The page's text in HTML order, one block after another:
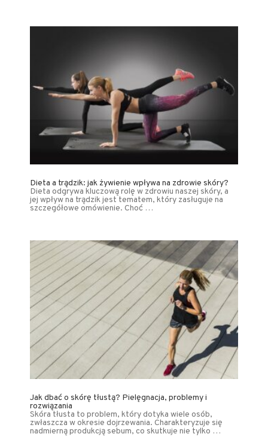
Dieta a trądzik: jak żywienie wpływa na zdrowie skóry?
Dieta odgrywa kluczową rolę w zdrowiu naszej skóry, a
jej wpływ na trądzik jest tematem, który zasługuje na
szczegółowe omówienie. Choć …
Jak dbać o skórę tłustą? Pielęgnacja, problemy i
rozwiązania
Skóra tłusta to problem, który dotyka wiele osób,
zwłaszcza w okresie dojrzewania. Charakteryzuje się
nadmierną produkcją sebum, co skutkuje nie tylko …